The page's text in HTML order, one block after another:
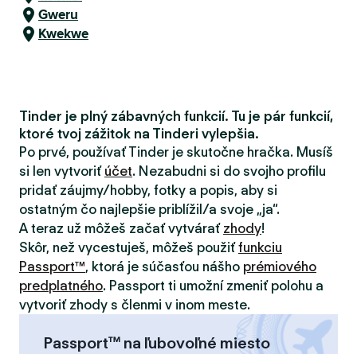
Gweru
Kwekwe
Tinder je plný zábavných funkcií. Tu je pár funkcií,
ktoré tvoj zážitok na Tinderi vylepšia.
Po prvé, používať Tinder je skutočne hračka. Musíš
si len vytvoriť účet. Nezabudni si do svojho profilu
pridať záujmy/hobby, fotky a popis, aby si
ostatným čo najlepšie priblížil/a svoje „ja“.
A teraz už môžeš začať vytvárať zhody!
Skôr, než vycestuješ, môžeš použiťfunkciu
Passport™, ktorá je súčasťou nášho prémiového
predplatného. Passport ti umožní zmeniť polohu a
vytvoriť zhody s členmi v inom meste.
Passport™ na ľubovoľné miesto